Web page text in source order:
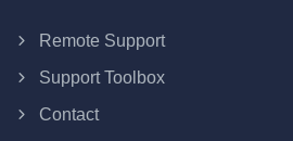
Remote Support
Support Toolbox
Contact